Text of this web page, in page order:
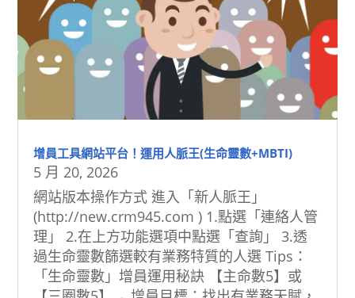
增員工具網站平台！運用人脈王(生命靈數+MBTI)
5 月 20, 2026
網站版本操作方式 進入「新人脈王」
(http://new.crm945.com ) 1.點選「連絡人管
理」 2.在上方功能選項中點選「查詢」 3.透
過生命靈數篩選較有業務特質的人選 Tips：
「生命靈數」增員運用秘訣 【主命數5】或